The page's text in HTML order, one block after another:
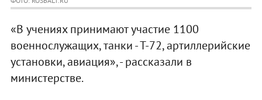
«В учениях принимают участие 1100
военнослужащих, танки - Т-72, артиллерийские
установки, авиация», - рассказали в
министерстве.